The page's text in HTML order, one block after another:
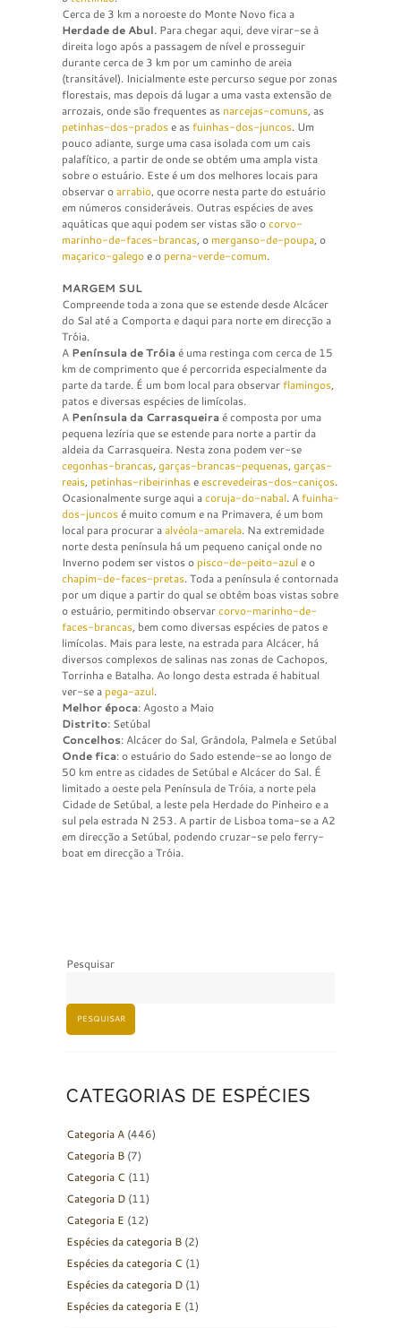
Cerca de 3 km a noroeste do Monte Novo fica a
Herdade de Abul. Para chegar aqui, deve virar-se à
direita logo após a passagem de nível e prosseguir
durante cerca de 3 km por um caminho de areia
(transitável). Inicialmente este percurso segue por zonas
florestais, mas depois dá lugar a uma vasta extensão de
arrozais, onde são frequentes as narcejas-comuns, as
petinhas-dos-pradose asfuinhas-dos-juncos. Um
pouco adiante, surge uma casa isolada com um cais
palafítico, a partir de onde se obtém uma ampla vista
sobre o estuário. Este é um dos melhores locais para
observar oarrabio, que ocorre nesta parte do estuário
em números consideráveis. Outras espécies de aves
aquáticas que aqui podem ser vistas são ocorvo-
marinho-de-faces-brancas, o merganso-de-poupa, o
maçarico-galegoe o perna-verde-comum.
MARGEM SUL
Compreende toda a zona que se estende desde Alcácer
do Sal até a Comporta e daqui para norte em direcção a
Tróia.
A Península de Tróiaé uma restinga com cerca de 15
km de comprimento que é percorrida especialmente da
parte da tarde. É um bom local para observarflamingos,
patos e diversas espécies de limícolas.
A Península da Carrasqueiraé composta por uma
pequena lezíria que se estende para norte a partir da
aldeia da Carrasqueira. Nesta zona podem ver-se
cegonhas-brancas, garças-brancas-pequenas, garças-
reais, petinhas-ribeirinhaseescrevedeiras-dos-caniços.
Ocasionalmente surge aqui acoruja-do-nabal. Afuinha-
dos-juncosé muito comum e na Primavera, é um bom
local para procurar aalvéola-amarela. Na extremidade
norte desta península há um pequeno caniçal onde no
Inverno podem ser vistos o pisco-de-peito-azule o
chapim-de-faces-pretas. Toda a península é contornada
por um dique a partir do qual se obtêm boas vistas sobre
o estuário, permitindo observarcorvo-marinho-de-
faces-brancas, bem como diversas espécies de patos e
limícolas. Mais para leste, na estrada para Alcácer, há
diversos complexos de salinas nas zonas de Cachopos,
Torrinha e Batalha. Ao longo desta estrada é habitual
ver-se a pega-azul.
Melhor época: Agosto a Maio
Distrito: Setúbal
Concelhos: Alcácer do Sal, Grândola, Palmela e Setúbal
Onde fica: o estuário do Sado estende-se ao longo de
50 km entre as cidades de Setúbal e Alcácer do Sal. É
limitado a oeste pela Península de Tróia, a norte pela
Cidade de Setúbal, a leste pela Herdade do Pinheiro e a
sul pela estrada N 253. A partir de Lisboa toma-se a A2
em direcção a Setúbal, podendo cruzar-se pelo ferry-
boat em direcção a Tróia.
Pesquisar
PESQUISAR
CATEGORIAS DE ESPÉCIES
Categoria A (446)
Categoria B (7)
Categoria C (11)
Categoria D (11)
Categoria E (12)
Espécies da categoria B (2)
Espécies da categoria C (1)
Espécies da categoria D (1)
Espécies da categoria E (1)